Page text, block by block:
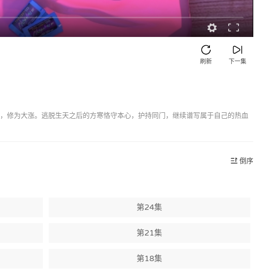
下一集
刷新
为大涨。逃脱生天之后的方寒恪守本心，护持同门，继续谱写属于自己的热血
倒序
第24集
第21集
第18集